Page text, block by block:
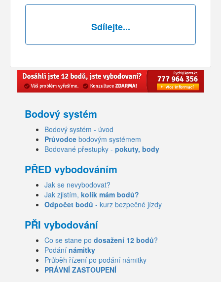
Sdílejte...
Bodový systém
Bodový systém - úvod
Průvodce bodovým systémem
Bodované přestupky - pokuty, body
PŘED vybodováním
Jak se nevybodovat?
Jak zjistím, kolik mám bodů?
Odpočet bodů - kurz bezpečné jízdy
PŘI vybodování
Co se stane po dosažení 12 bodů?
Podání námitky
Průběh řízení po podání námitky
PRÁVNÍ ZASTOUPENÍ